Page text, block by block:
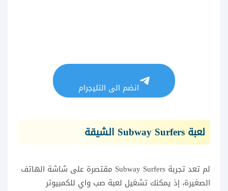
انضم الى التليجرام
لعبة Subway Surfers الشيقة
لم تعد تجربة Subway Surfers مقتصرة على شاشة الهاتف
الصغيرة، إذ يمكنك تشغيل لعبة صب واي للكمبيوتر